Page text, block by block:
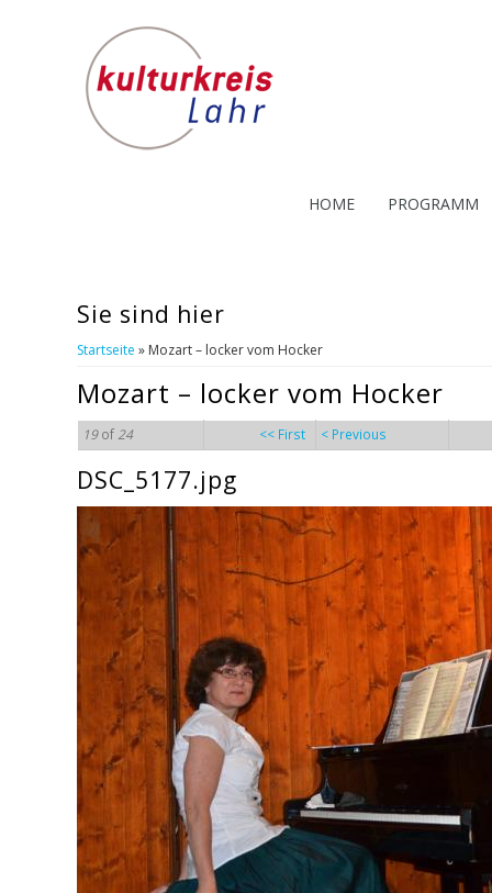
HOME PROGRAMM
Sie sind hier
Startseite » Mozart – locker vom Hocker
Mozart – locker vom Hocker
19of24 << First < Previous
DSC_5177.jpg